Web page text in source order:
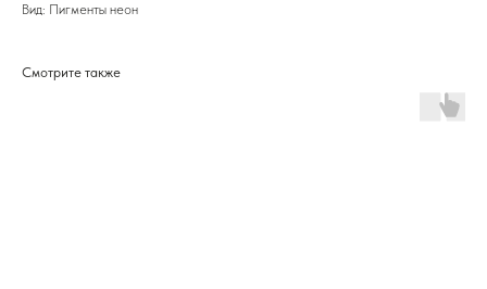
Вид: Пигменты неон
Смотрите также